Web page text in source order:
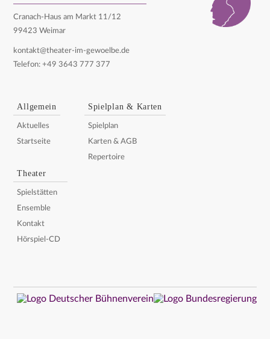
Cranach-Haus am Markt 11/12
99423 Weimar
kontakt@theater-im-gewoelbe.de
Telefon: +49 3643 777 377
Allgemein
Aktuelles
Startseite
Spielplan & Karten
Spielplan
Karten & AGB
Repertoire
Theater
Spielstätten
Ensemble
Kontakt
Hörspiel-CD